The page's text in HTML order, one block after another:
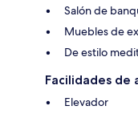
Salón de
Muebles de
De estilo
Facilidades de
Elevador